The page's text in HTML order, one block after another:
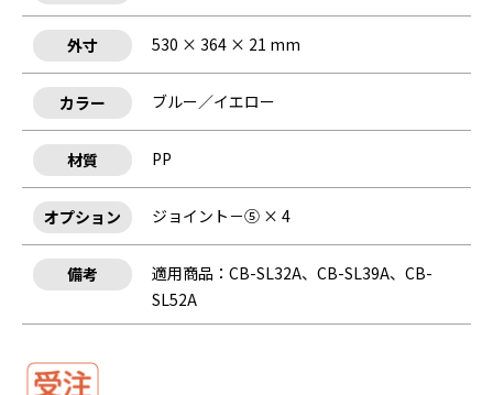
外寸 530 × 364 × 21 mm
カラー ブルー／イエロー
材質 PP
オプション ジョイント－⑤ × 4
備考
適用商品：CB-SL32A、CB-SL39A、CB-
SL52A